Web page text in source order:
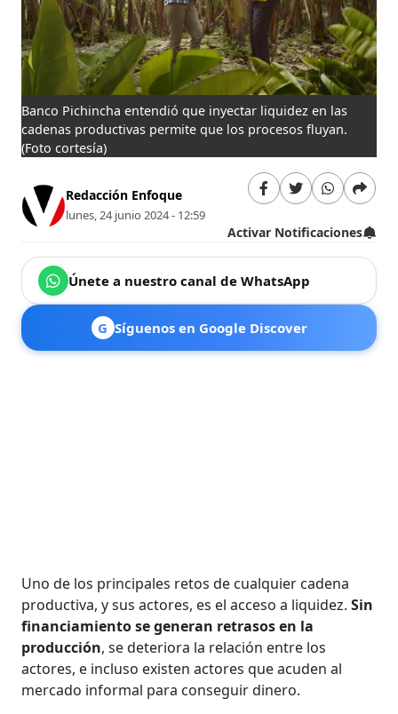
Banco Pichincha entendió que inyectar liquidez en las
cadenas productivas permite que los procesos fluyan.
(Foto cortesía)
Redacción Enfoque
lunes, 24 junio 2024 - 12:59
Activar Notificaciones
Únete a nuestro canal de WhatsApp
G Síguenos en Google Discover
Uno de los principales retos de cualquier cadena
productiva, y sus actores, es el acceso a liquidez.Sin
financiamiento se generan retrasos en la
producción, se deteriora la relación entre los
actores, e incluso existen actores que acuden al
mercado informal para conseguir dinero.